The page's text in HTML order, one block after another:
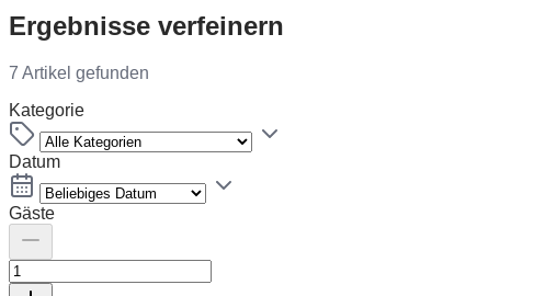
Ergebnisse verfeinern
7 Artikel gefunden
Kategorie
Datum
Gäste